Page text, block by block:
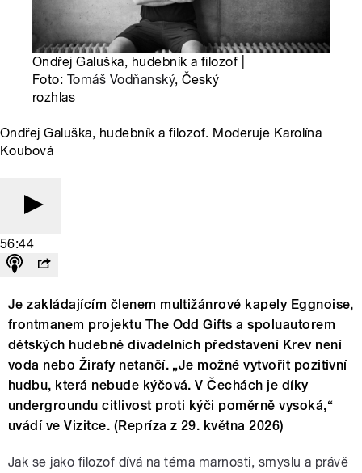
Ondřej Galuška, hudebník a filozof |
Foto: Tomáš Vodňanský, Český
rozhlas
Ondřej Galuška, hudebník a filozof. Moderuje Karolína
Koubová
56:44
Je zakládajícím členem multižánrové kapely Eggnoise,
frontmanem projektu The Odd Gifts a spoluautorem
dětských hudebně divadelních představení Krev není
voda nebo Žirafy netančí. „Je možné vytvořit pozitivní
hudbu, která nebude kýčová. V Čechách je díky
undergroundu citlivost proti kýči poměrně vysoká,“
uvádí ve Vizitce. (Repríza z 29. května 2026)
Jak se jako filozof dívá na téma marnosti, smyslu a právě